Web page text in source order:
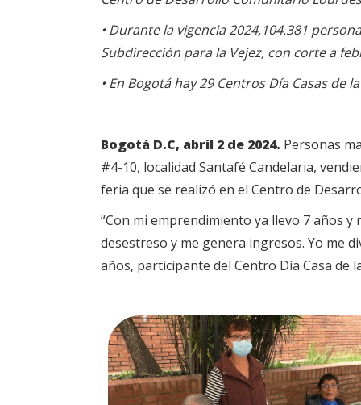
• Durante la vigencia 2024,104.381
Subdirección para la Vejez, con corte a
• En Bogotá hay 29 Centros Día Casas
Bogotá D.C, abril 2 de 2024. Personas
#4-10, localidad Santafé Candelaria,
feria que se realizó en el Centro de
“Con mi emprendimiento ya llevo 7 años
desestreso y me genera ingresos. Yo me
años, participante del Centro Día Casa de